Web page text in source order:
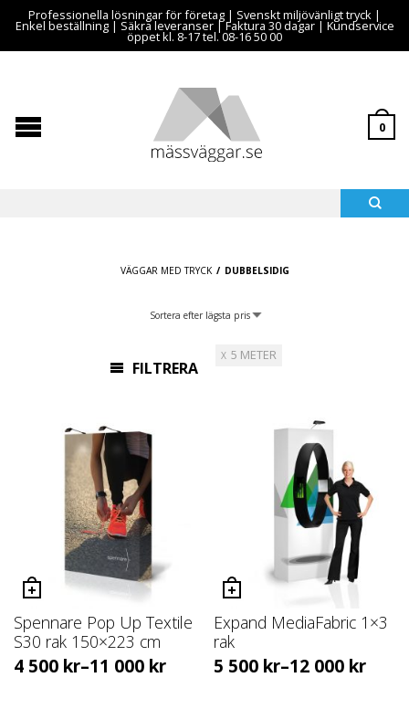
Professionella lösningar för företag | Svenskt miljövänligt tryck |
Enkel beställning | Säkra leveranser | Faktura 30 dagar | Kundservice
öppet kl. 8-17 tel. 08-16 50 00
0
VÄGGAR MED TRYCK / DUBBELSIDIG
FILTRERA
5 METER
Spennare Pop Up Textile
S30 rak 150×223 cm
4 500 kr–11 000 kr
Expand MediaFabric 1×3
rak
5 500 kr–12 000 kr